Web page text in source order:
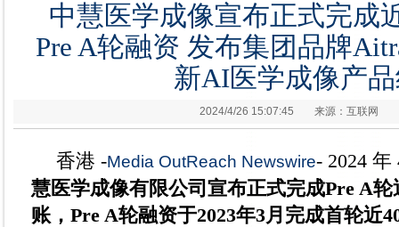
中慧医学成像宣布正式完成
Pre A轮融资 发布集团品牌
新AI医学成像产
2024/4/26 15:07:45 来源：互联网
香港 -Media OutReach Newswire- 2024 年
慧医学成像有限公司宣布正式完成Pre A轮
账，Pre A轮融资于2023年3月完成首轮近